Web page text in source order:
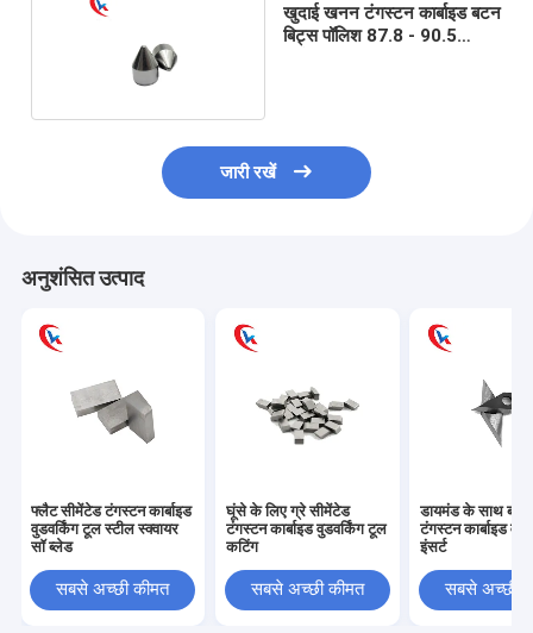
खुदाई खनन टंगस्टन कार्बाइड बटन
बिट्स पॉलिश 87.8 - 90.5
जारी रखें
अनुशंसित उत्पाद
फ्लैट सीमेंटेड टंगस्टन कार्बाइड
वुडवर्किंग टूल स्टील स्क्वायर
सॉ ब्लेड
सबसे अच्छी कीमत
घूंसे के लिए ग्रे सीमेंटेड
टंगस्टन कार्बाइड वुडवर्किंग टूल
कटिंग
सबसे अच्छी कीमत
डायमंड के साथ
टंगस्टन कार्बाइड
इंसर्ट
सबसे अच्छी